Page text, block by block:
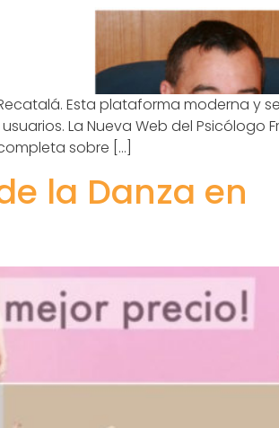
Esta plataforma moderna y
La Nueva Web del Psicólogo
sobre […]
la Danza en